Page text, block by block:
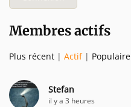
Membres actifs
Plus récent | Actif | Populaire
Stefan
il y a 3 heures